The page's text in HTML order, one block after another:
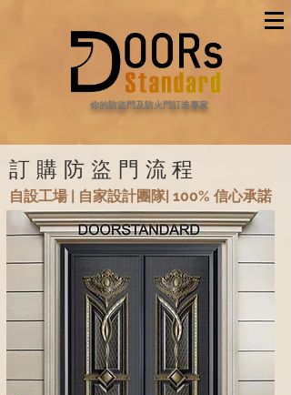
​你的防盜門及防火門訂造專家
訂購防盜門流程
​自設工場 | 自家設計團隊| 100% 信心承諾